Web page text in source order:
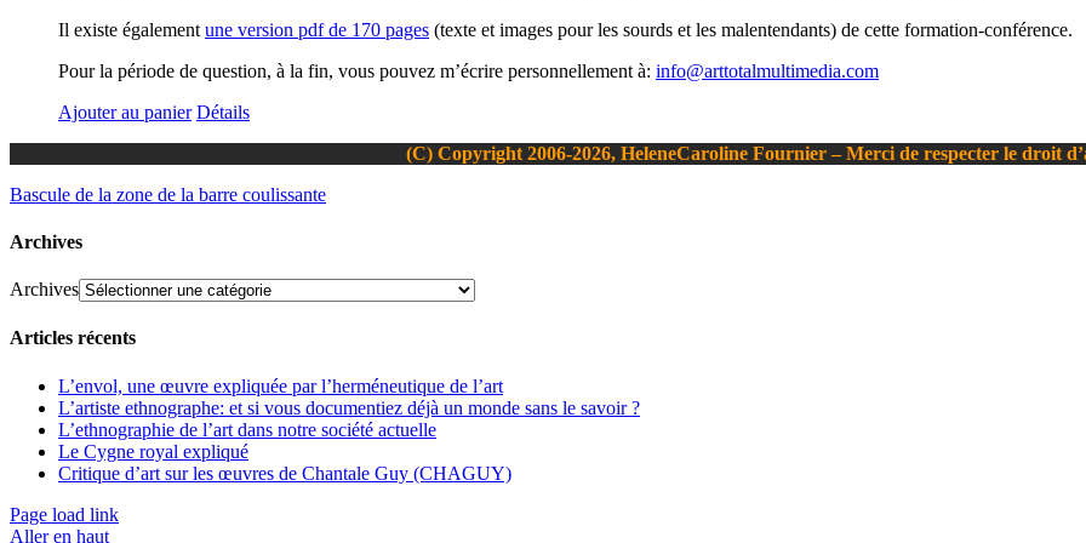
Il existe également une version pdf de 170 pages (texte et images pour les sourds et les malentendants) de cette formation-conférence.
Pour la période de question, à la fin, vous pouvez m’écrire personnellement à: info@arttotalmultimedia.com
Ajouter au panier Détails
(C) Copyright 2006-2026, HeleneCaroline Fournier – Merci de respecter le droit
Bascule de la zone de la barre coulissante
Archives
Archives
Articles récents
L’envol, une œuvre expliquée par l’herméneutique de l’art
L’artiste ethnographe: et si vous documentiez déjà un monde sans le savoir ?
L’ethnographie de l’art dans notre société actuelle
Le Cygne royal expliqué
Critique d’art sur les œuvres de Chantale Guy (CHAGUY)
Page load link
Aller en haut